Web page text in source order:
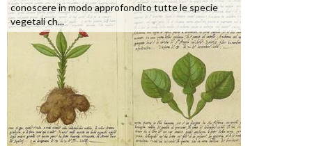
conoscere in modo approfondito tutte le specie
vegetali ch...